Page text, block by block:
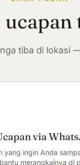
tiba di lokasi
via
yang ingin Anda
merangkainya di